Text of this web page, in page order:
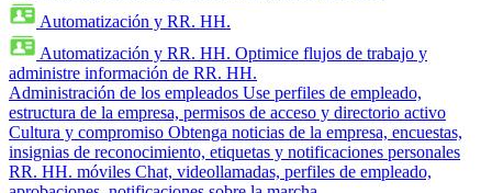
Automatización y RR. HH.
Automatización y RR. HH. Optimice flujos de trabajo y
administre información de RR. HH.
Administración de los empleados Use perfiles de empleado,
estructura de la empresa, permisos de acceso y directorio activo
Cultura y compromiso Obtenga noticias de la empresa, encuestas,
insignias de reconocimiento, etiquetas y notificaciones personales
RR. HH. móviles Chat, videollamadas, perfiles de empleado,